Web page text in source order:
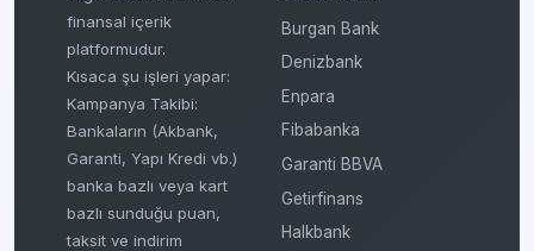
finansal içerik
platformudur.
Kısaca şu işleri yapar:
Kampanya Takibi:
Bankaların (Akbank,
Garanti, Yapı Kredi vb.)
banka bazlı veya kart
bazlı sunduğu puan,
taksit ve indirim
Burgan Bank
Denizbank
Enpara
Fibabanka
Garanti BBVA
Getirfinans
Halkbank